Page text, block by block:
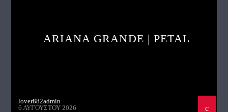
ARIANA GRANDE | PETAL
lover882admin
6 ΑΥΓΟΎΣΤΟΥ 2026